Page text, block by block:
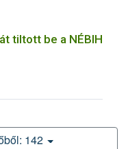
tiltott be a NÉBIH
142